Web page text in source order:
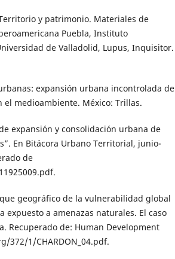
y patrimonio. Materiales de
Puebla, Instituto
de Valladolid, Lupus, Inquisitor.
expansión urbana incontrolada de
el medioambiente. México: Trillas.
expansión y consolidación urbana de
En Bitácora Urbano Territorial, junio-
de
geográfico de la vulnerabilidad global
a amenazas naturales. El caso
Recuperado de: Human Development
372/1/CHARDON_04.pdf.